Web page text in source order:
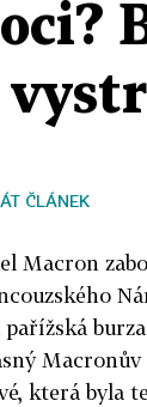
ČLÁNEK
Macron
pařížská
která byla